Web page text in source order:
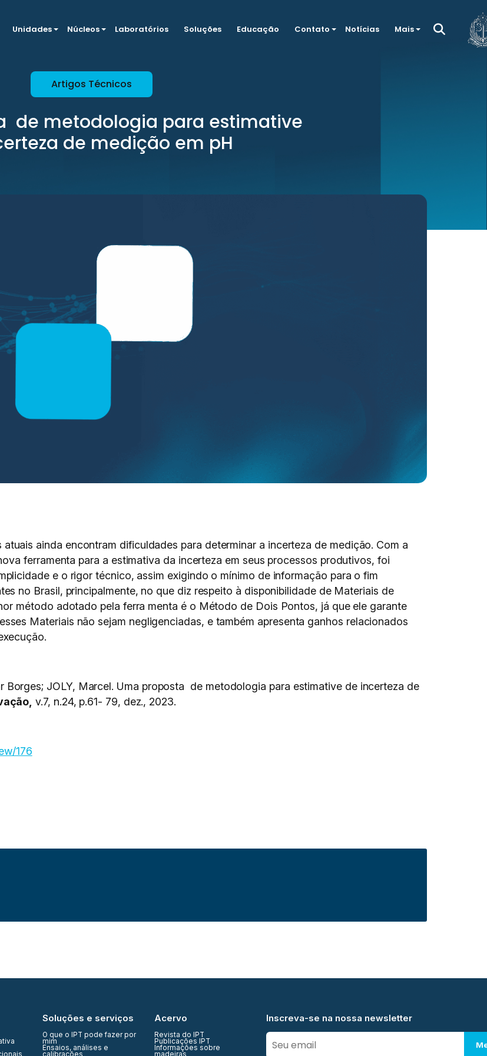
Unidades Núcleos Laboratórios Soluções Educação Contato Notícias Mais
Artigos Técnicos
de metodologia para estimative
de medição em pH
ainda encontram dificuldades para determinar a incerteza de medição. Com a
ferramenta para a estimativa da incerteza em seus processos produtivos, foi
e o rigor técnico, assim exigindo o mínimo de informação para o fim
no Brasil, principalmente, no que diz respeito à disponibilidade de Materiais de
método adotado pela ferra menta é o Método de Dois Pontos, já que ele garante
Materiais não sejam negligenciadas, e também apresenta ganhos relacionados
Borges; JOLY, Marcel. Uma proposta de metodologia para estimative de incerteza de
v.7, n.24, p.61- 79, dez., 2023.
176
Soluções e serviços
O que o IPT pode fazer por
mim
Ensaios, análises e
calibrações
Acervo
Revista do IPT
Publicações IPT
Informações sobre
madeiras
Inscreva-se na nossa newsletter